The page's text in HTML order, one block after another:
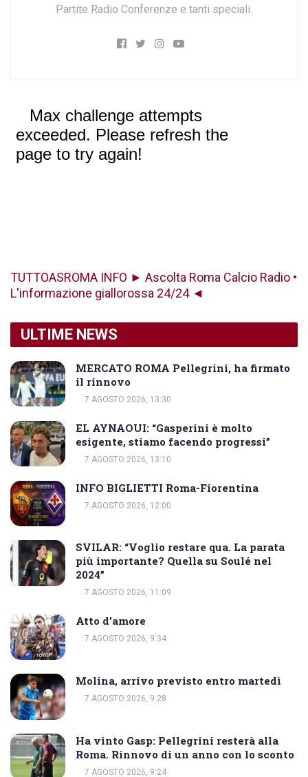
Partite Radio Conferenze e tanti speciali.
TUTTOASROMA INFO ► Ascolta Roma Calcio Radio •
L'informazione giallorossa 24/24 ◄
ULTIME NEWS
MERCATO ROMA Pellegrini, ha firmato
il rinnovo
7 AGOSTO 2026, 13:30
EL AYNAOUI: “Gasperini è molto
esigente, stiamo facendo progressi”
7 AGOSTO 2026, 13:10
INFO BIGLIETTI Roma-Fiorentina
7 AGOSTO 2026, 12:00
SVILAR: “Voglio restare qua. La parata
più importante? Quella su Soulé nel
2024”
7 AGOSTO 2026, 11:09
Atto d’amore
7 AGOSTO 2026, 9:34
Molina, arrivo previsto entro martedì
7 AGOSTO 2026, 9:28
Ha vinto Gasp: Pellegrini resterà alla
Roma. Rinnovo di un anno con lo sconto
7 AGOSTO 2026, 9:24